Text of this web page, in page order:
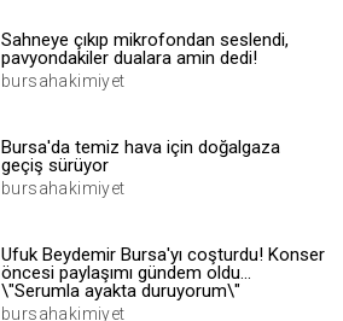
1 ay
.web.tv
İsimsiz ziyaretçi için site içeriği
Sahneye çıkıp mikrofondan seslendi,
pavyondakiler dualara amin dedi!
bursahakimiyet
Bursa'da temiz hava için doğalgaza
geçiş sürüyor
bursahakimiyet
Ufuk Beydemir Bursa'yı coşturdu! Konser
öncesi paylaşımı gündem oldu...
\"Serumla ayakta duruyorum\"
bursahakimiyet